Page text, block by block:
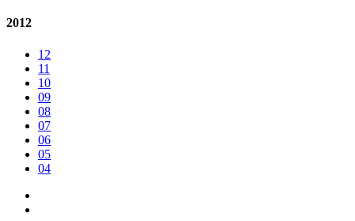
2012
12
11
10
09
08
07
06
05
04